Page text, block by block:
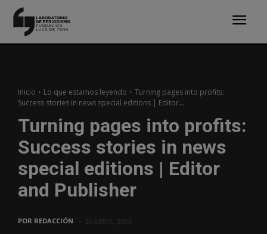
Inicio Lo que estamos leyendo
Turning pages into profits:
Success stories in news special editions | Editor...
Turning pages into profits:
Success stories in news
special editions | Editor
and Publisher
POR REDACCIÓN